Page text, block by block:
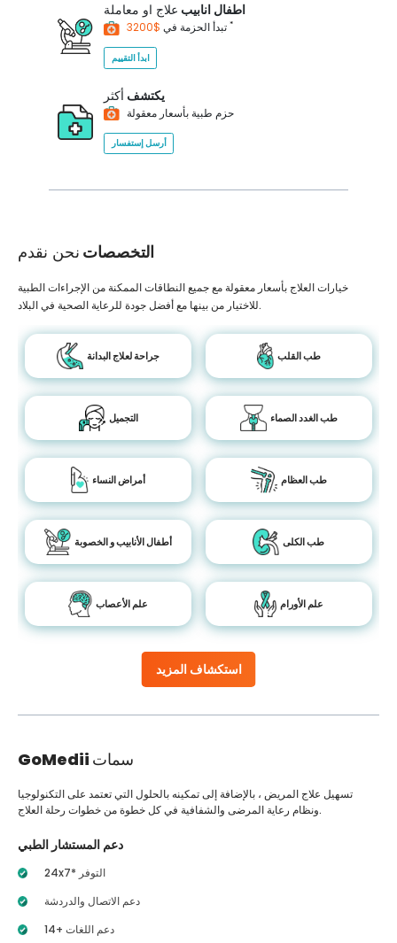
اطفال انابيب علاج او معاملة
تبدأ الحزمة في *
ابدأ التقييم
يكتشف أكثر
حزم طبية بأسعار معقولة
أرسل إستفسار
التخصصات نحن نقدم
استكشاف المزيد
خيارات العلاج بأسعار معقولة مع جميع النطاقات الممكنة من الإجراءات الطبية
للاختيار من بينها مع أفضل جودة للرعاية الصحية في البلاد.
جراحة لعلاج البدانة طب القلب
التجميل طب الغدد الصماء
أمراض النساء طب العظام
أطفال الأنابيب و الخصوبة طب الكلى
علم الأعصاب علم الأورام
GoMedii سمات
تسهيل علاج المريض ، بالإضافة إلى تمكينه بالحلول التي تعتمد على التكنولوجيا
ونظام رعاية المرضى والشفافية في كل خطوة من خطوات رحلة العلاج.
دعم المستشار الطبي
24x7* التوفر
دعم الاتصال والدردشة
14+ دعم اللغات